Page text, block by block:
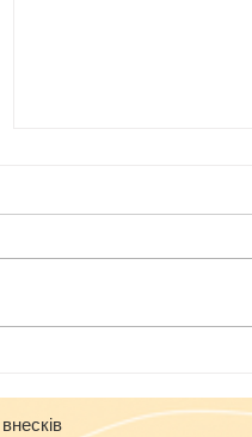
Небезпека зачепінгу